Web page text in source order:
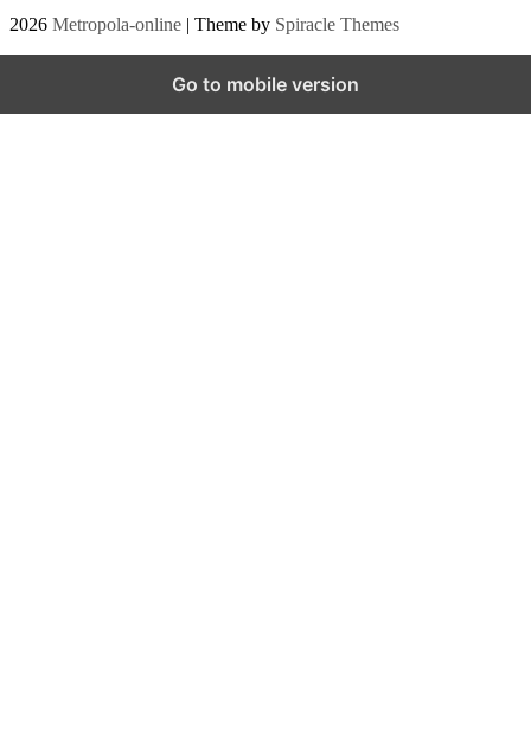
2026 Metropola-online | Theme by Spiracle Themes
Go to mobile version